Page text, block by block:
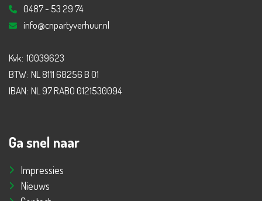
0487 - 53 29 74
info@cnpartyverhuur.nl
Kvk: 10039623
BTW: NL 8111 68256 B 01
IBAN: NL 97 RABO 0121530094
Ga snel naar
Impressies
Nieuws